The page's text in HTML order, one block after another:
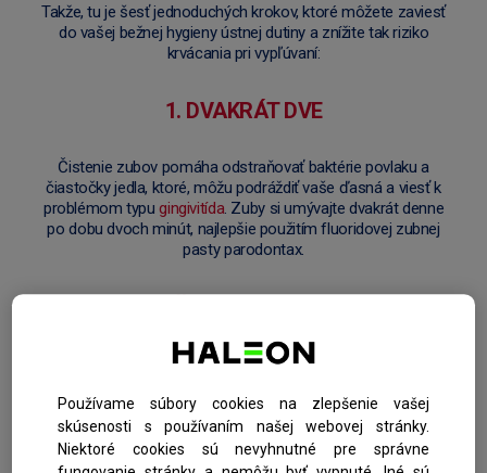
Takže, tu je šesť jednoduchých krokov, ktoré môžete zaviesť
do vašej bežnej hygieny ústnej dutiny a znížite tak riziko
krvácania pri vypľúvaní:
1. DVAKRÁT DVE
Čistenie zubov pomáha odstraňovať baktérie povlaku a
čiastočky jedla, ktoré, môžu podráždiť vaše ďasná a viesť k
problémom typugingivitída. Zuby si umývajte dvakrát denne
po dobu dvoch minút, najlepšie použitím fluoridovej zubnej
pasty parodontax.
Uistite sa, že si vyčistíte každý kútik vášho chrupu, vrátane
Pohybujte sa postupne po vašich ústach, vrátane vonkajších a
vnútorných povrchov všetkých vašich zubov (horných i
spodných), a tiež žuvacích plôch. O najlepšom spôsobe
čistenia zubov sa môžete poradiť so svojim zubným lekárom.
Používame súbory cookies na zlepšenie vašej
skúsenosti s používaním našej webovej stránky.
Niektoré cookies sú nevyhnutné pre správne